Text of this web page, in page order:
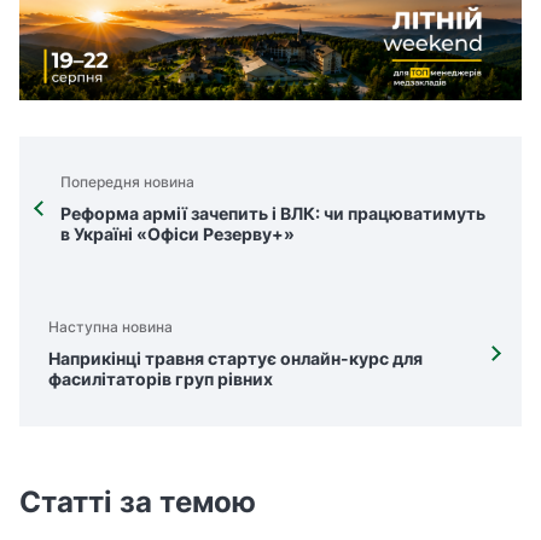
Попередня новина
Реформа армії зачепить і ВЛК: чи працюватимуть
в Україні «Офіси Резерву+»
Наступна новина
Наприкінці травня стартує онлайн-курс для
фасилітаторів груп рівних
Статті за темою